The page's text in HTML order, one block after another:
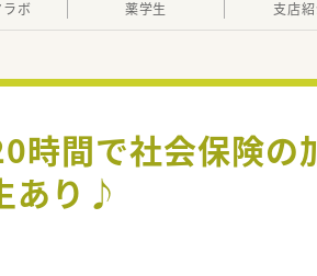
ボ 薬学生 支店
時間で社会保険の
あり♪